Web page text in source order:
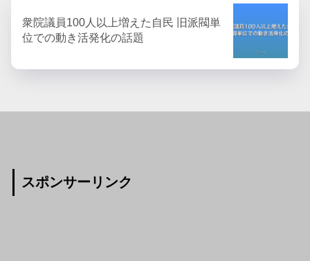
衆院議員100人以上増えた自民 旧派閥単
位での動き活発化の話題
スポンサーリンク